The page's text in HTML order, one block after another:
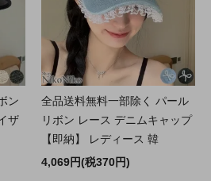
ン
ザ
全品送料無料一部除く パール
リボン レース デニムキャップ
【即納】 レディース 韓
4,069円(税370円)